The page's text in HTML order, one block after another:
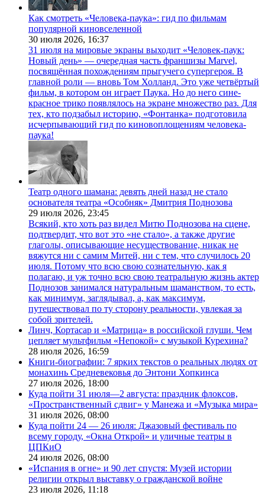
Как смотреть «Человека-паука»: гид по фильмам
популярной киновселенной
30 июля 2026, 16:37
31 июля на мировые экраны выходит «Человек-паук:
Новый день» — очередная часть франшизы Marvel,
посвящённая похождениям прыгучего супергероя. В
главной роли — вновь Том Холланд. Это уже четвёртый
фильм, в котором он играет Паука. Но до него сине-
красное трико появлялось на экране множество раз. Для
тех, кто подзабыл историю, «Фонтанка» подготовила
исчерпывающий гид по киновоплощениям человека-
паука!
Театр одного шамана: девять дней назад не стало
основателя театра «Особняк» Дмитрия Поднозова
29 июля 2026, 23:45
Всякий, кто хоть раз видел Митю Поднозова на сцене,
подтвердит, что вот это «не стало», а также другие
глаголы, описывающие несуществование, никак не
вяжутся ни с самим Митей, ни с тем, что случилось 20
июля. Потому что всю свою сознательную, как я
полагаю, и уж точно всю свою театральную жизнь актер
Поднозов занимался натуральным шаманством, то есть,
как минимум, заглядывал, а, как максимум,
путешествовал по ту сторону реальности, увлекая за
собой зрителей.
Линч, Кортасар и «Матрица» в российской глуши. Чем
цепляет мультфильм «Непокой» с музыкой Курехина?
28 июля 2026, 16:59
Книги-биографии: 7 ярких текстов о реальных людях от
монахинь Средневековья до Энтони Хопкинса
27 июля 2026, 18:00
Куда пойти 31 июля—2 августа: праздник флоксов,
«Пространственный сдвиг» у Манежа и «Музыка мира»
31 июля 2026, 08:00
Куда пойти 24 — 26 июля: Джазовый фестиваль по
всему городу, «Окна Открой» и уличные театры в
ЦПКиО
24 июля 2026, 08:00
«Испания в огне» и 90 лет спустя: Музей истории
религии открыл выставку о гражданской войне
23 июля 2026, 11:18